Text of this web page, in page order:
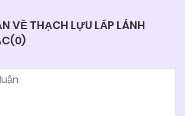
VỀ THẠCH LỰU LẤP LÁNH
0)